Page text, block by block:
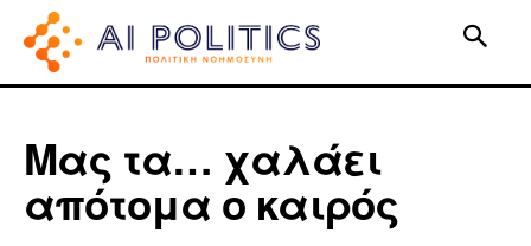
Μας τα… χαλάει
απότομα ο καιρός